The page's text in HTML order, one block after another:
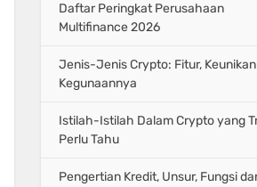
Daftar Peringkat Perusahaan
Multifinance 2026
Jenis-Jenis Crypto: Fitur,
Kegunaannya
Istilah-Istilah Dalam Crypto yang
Perlu Tahu
Pengertian Kredit, Unsur, Fungsi